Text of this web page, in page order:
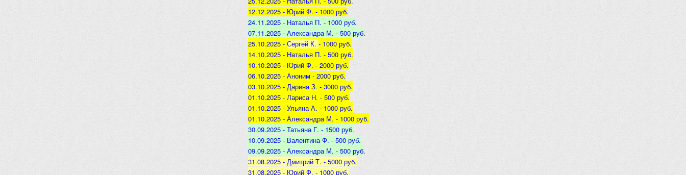
12.12.2025 - Юрий Ф. - 1000 руб.
24.11.2025 - Наталья П. - 1000 руб.
07.11.2025 - Александра М. - 500 руб.
25.10.2025 - Сергей К. - 1000 руб.
14.10.2025 - Наталья П. - 500 руб.
10.10.2025 - Юрий Ф. - 2000 руб.
06.10.2025 - Аноним - 2000 руб.
03.10.2025 - Дарина З. - 3000 руб.
01.10.2025 - Лариса Н. - 500 руб.
01.10.2025 - Ульяна А. - 1000 руб.
01.10.2025 - Александра М. - 1000 руб.
30.09.2025 - Татьяна Г. - 1500 руб.
10.09.2025 - Валентина Ф. - 500 руб.
09.09.2025 - Александра М. - 500 руб.
31.08.2025 - Дмитрий Т. - 5000 руб.
31.08.2025 - Юрий Ф. - 1000 руб.